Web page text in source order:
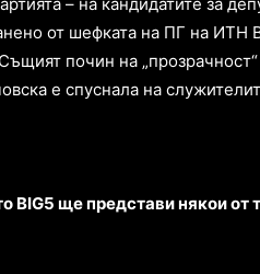
от шефката на ПГ на ИТН
почин на
е спуснала на
BIG5 ще представи някои от